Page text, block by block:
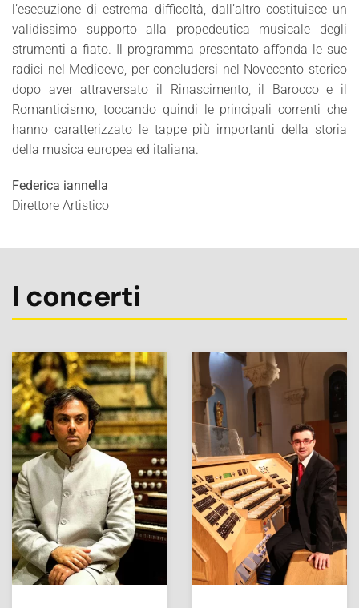
l’esecuzione di estrema difficoltà, dall’altro costituisce un
validissimo supporto alla propedeutica musicale degli
strumenti a fiato. Il programma presentato affonda le sue
radici nel Medioevo, per concludersi nel Novecento storico
dopo aver attraversato il Rinascimento, il Barocco e il
Romanticismo, toccando quindi le principali correnti che
hanno caratterizzato le tappe più importanti della storia
della musica europea ed italiana.
Federica iannella
Direttore Artistico
I concerti